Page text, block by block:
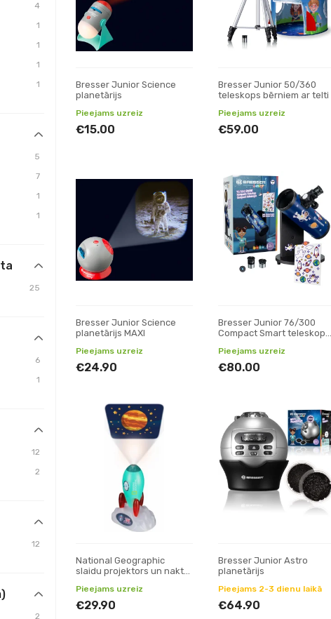
4
1
1
1
1
5
7
1
1
25
6
1
12
2
12
2
Bresser Junior Science
planetārijs
Pieejams uzreiz
€15.00
Bresser Junior 50/360
teleskops bērniem ar telti
Pieejams uzreiz
€59.00
Bresser Junior Science
planetārijs MAXI
Pieejams uzreiz
€24.90
Bresser Junior 76/300
Compact Smart teleskops
Pieejams uzreiz
€80.00
National Geographic
slaidu projektors un nakts
Pieejams uzreiz
€29.90
Bresser Junior Astro
planetārijs
Pieejams 2-3 dienu laikā
€64.90